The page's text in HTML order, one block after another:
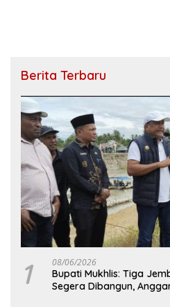
Berita Terbaru
1 08/06/2026
Bupati Mukhlis: Tiga
Segera Dibangun,